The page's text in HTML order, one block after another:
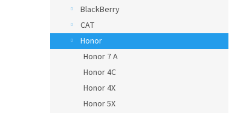
l
BlackBerry
CAT
Honor
Honor 7 A
Honor 4C
Honor 4X
Honor 5X